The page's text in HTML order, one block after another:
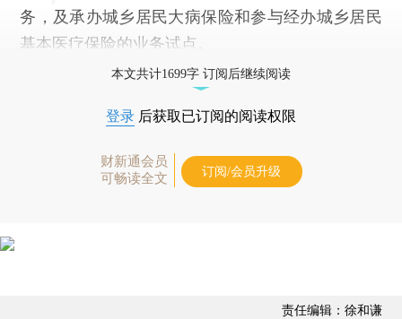
务，及承办城乡居民大病保险和参与经办城乡居民
基本医疗保险的业务试点。
本文共计1699字 订阅后继续阅读
登录 后获取已订阅的阅读权限
财新通会员
可畅读全文
订阅/会员升级
责任编辑：徐和谦